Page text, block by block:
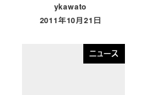
ykawato
投稿日
2011年10月21日
ニュース